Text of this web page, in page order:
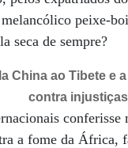
peixe-
seca de sempre?
China ao Tibete e
contra
a fome da África,